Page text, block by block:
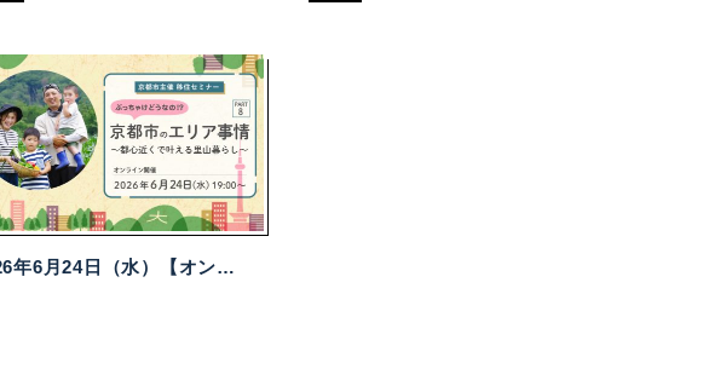
2026年6月24日（水）【オンライン配信】京都市主催移住セミナー